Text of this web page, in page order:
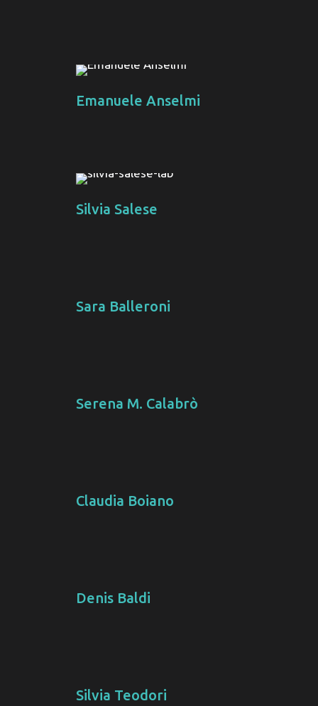
Emanuele Anselmi
Silvia Salese
Sara Balleroni
Serena M. Calabrò
Claudia Boiano
Denis Baldi
Silvia Teodori